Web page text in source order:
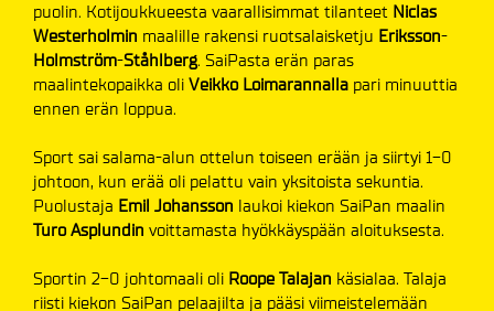
puolin. Kotijoukkueesta vaarallisimmat tilanteet Niclas
Westerholmin maalille rakensi ruotsalaisketju Eriksson-
Holmström-Ståhlberg. SaiPasta erän paras
maalintekopaikka oli Veikko Loimarannalla pari minuuttia
ennen erän loppua.
Sport sai salama-alun ottelun toiseen erään ja siirtyi 1-0
johtoon, kun erää oli pelattu vain yksitoista sekuntia.
Puolustaja Emil Johansson laukoi kiekon SaiPan maalin
Turo Asplundin voittamasta hyökkäyspään aloituksesta.
Sportin 2-0 johtomaali oli Roope Talajan käsialaa. Talaja
riisti kiekon SaiPan pelaajilta ja pääsi viimeistelemään